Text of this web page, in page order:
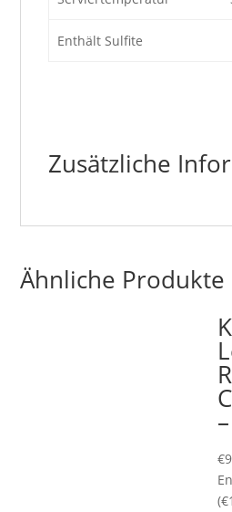
Enthält Sulfite
Zusätzliche
Ähnliche Produkte
€
(€